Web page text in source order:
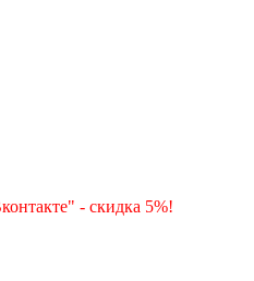
- скидка 5%!